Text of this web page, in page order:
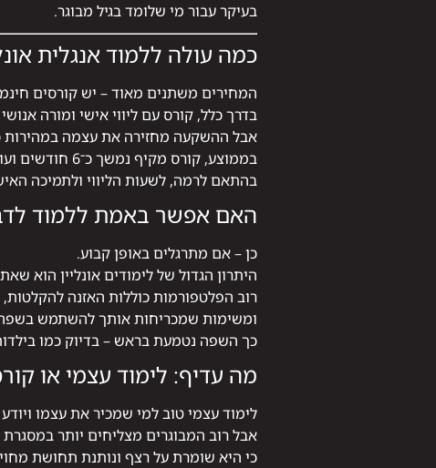
בעיקר עבור מי שלומד בגיל מבוגר.
כמה עולה ללמוד אנגלית
המחירים משתנים מאוד – יש קורסים
בדרך כלל, קורס עם ליווי אישי ומורה
אבל ההשקעה מחזירה את עצמה
בממוצע, קורס מקיף נמשך כ־6 חודשים ועולה בין 2,000 ל־6,000 ש"ח,
בהתאם לרמה, לשעות הליווי ולתמיכה
האם אפשר באמת ללמוד
כן – אם מתרגלים באופן קבוע.
היתרון הגדול של לימודים אונליין הוא
רוב הפלטפורמות כוללות האזנה
ומשימות שמכריחות אותך להשתמש
כך השפה נטמעת בראש – בדיוק כמו
מה עדיף: לימוד עצמי או
לימוד עצמי טוב למי שמכיר את עצמו
אבל רוב המבוגרים מצליחים יותר במסגרת
כי היא שומרת על רצף ונותנת תחושת